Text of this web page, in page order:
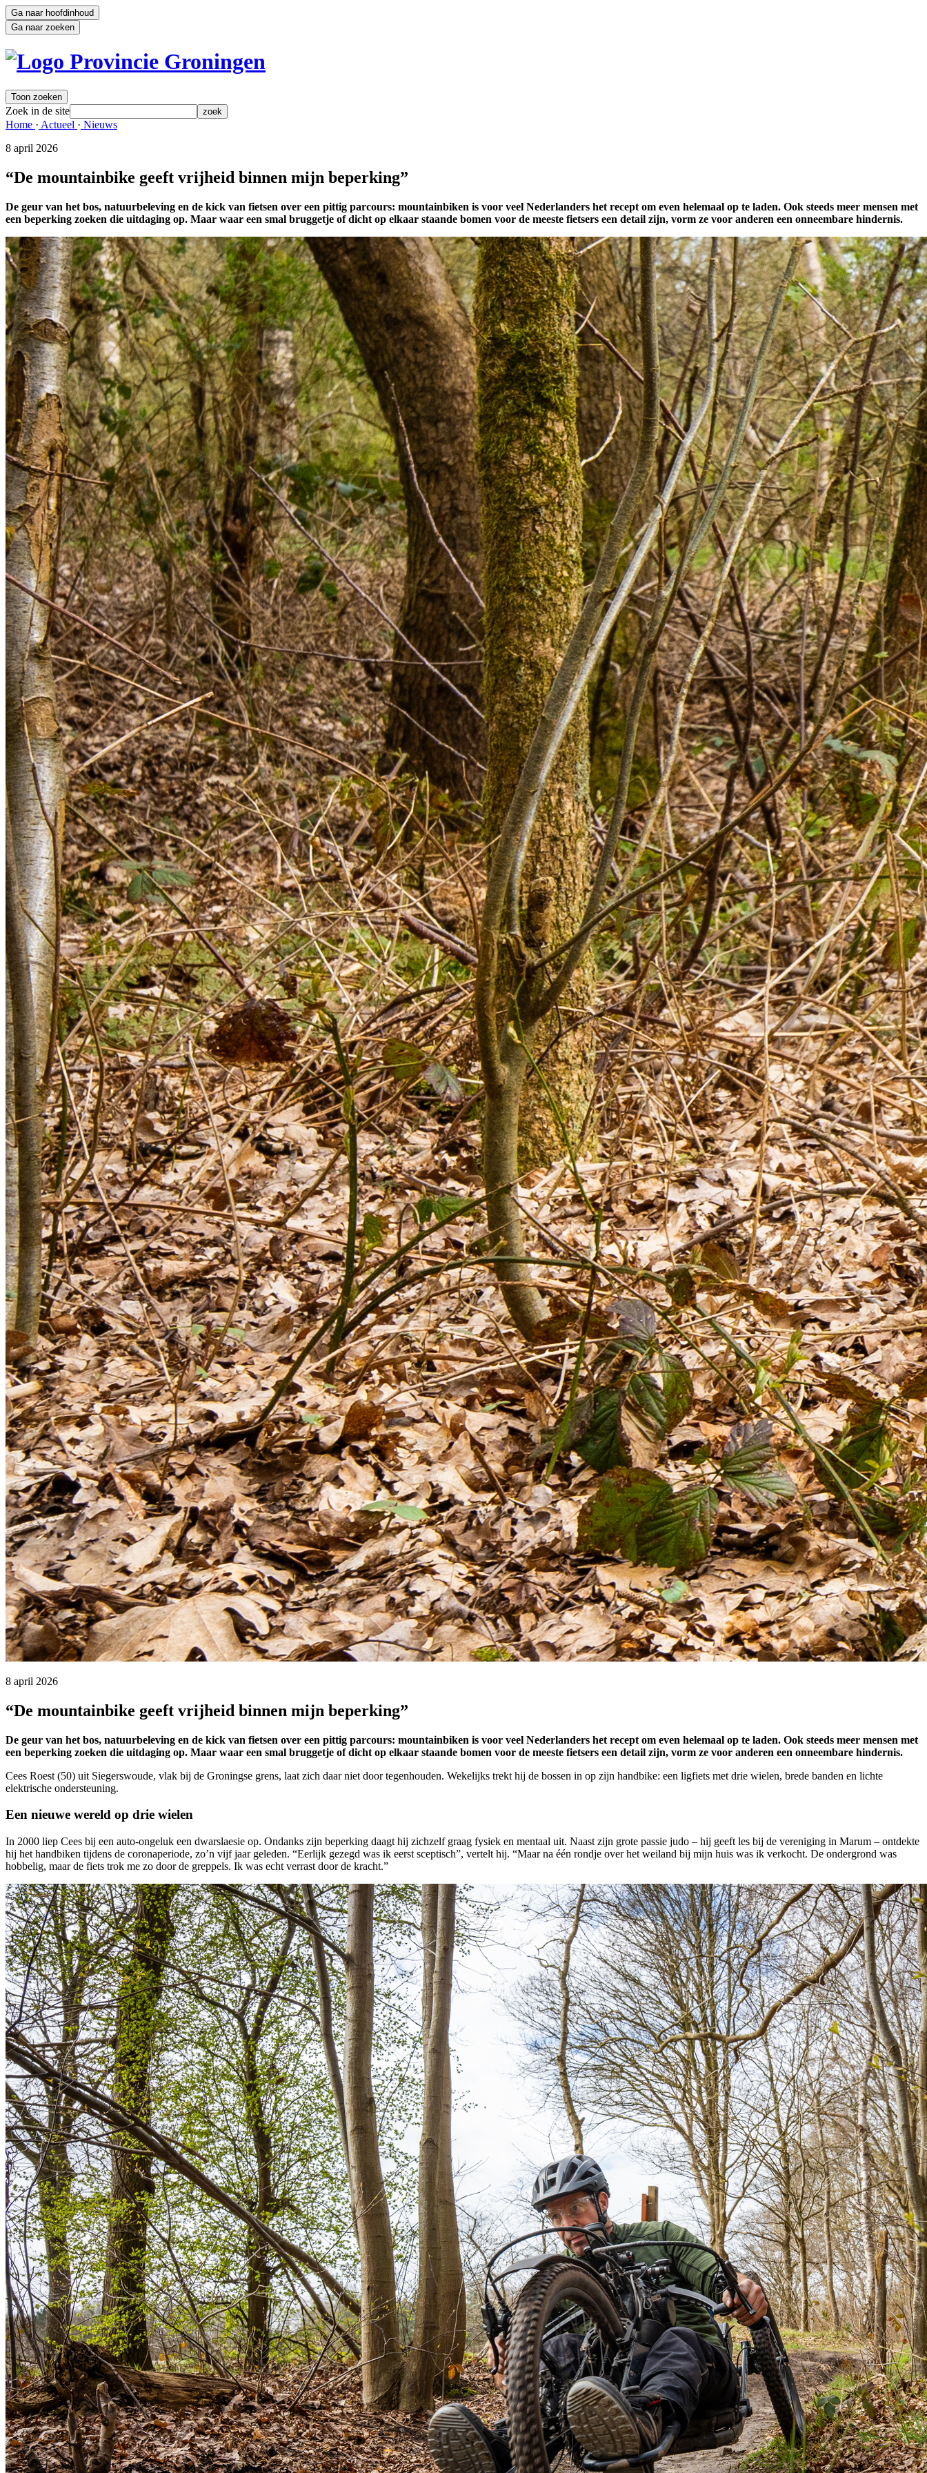
Ga naar hoofdinhoud
Ga naar zoeken
Toon zoeken
Zoek in de site zoek
Home · Actueel · Nieuws
8 april 2026
“De mountainbike geeft vrijheid binnen mijn beperking”
De geur van het bos, natuurbeleving en de kick van fietsen over een pittig parcours: mountainbiken is voor veel Nederlanders het recept om even helemaal op te laden. Ook steeds meer mensen met
een beperking zoeken die uitdaging op. Maar waar een smal bruggetje of dicht op elkaar staande bomen voor de meeste fietsers een detail zijn, vorm ze voor anderen een onneembare hindernis.
8 april 2026
“De mountainbike geeft vrijheid binnen mijn beperking”
De geur van het bos, natuurbeleving en de kick van fietsen over een pittig parcours: mountainbiken is voor veel Nederlanders het recept om even helemaal op te laden. Ook steeds meer mensen met
een beperking zoeken die uitdaging op. Maar waar een smal bruggetje of dicht op elkaar staande bomen voor de meeste fietsers een detail zijn, vorm ze voor anderen een onneembare hindernis.
Cees Roest (50) uit Siegerswoude, vlak bij de Groningse grens, laat zich daar niet door tegenhouden. Wekelijks trekt hij de bossen in op zijn handbike: een ligfiets met drie wielen, brede banden en lichte
elektrische ondersteuning.
Een nieuwe wereld op drie wielen
In 2000 liep Cees bij een auto-ongeluk een dwarslaesie op. Ondanks zijn beperking daagt hij zichzelf graag fysiek en mentaal uit. Naast zijn grote passie judo – hij geeft les bij de vereniging in Marum – ontdekte
hij het handbiken tijdens de coronaperiode, zo’n vijf jaar geleden. “Eerlijk gezegd was ik eerst sceptisch”, vertelt hij. “Maar na één rondje over het weiland bij mijn huis was ik verkocht. De ondergrond was
hobbelig, maar de fiets trok me zo door de greppels. Ik was echt verrast door de kracht.”